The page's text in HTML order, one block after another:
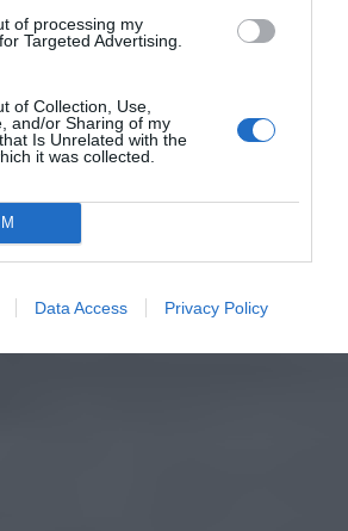
of processing my
Targeted Advertising.
of Collection, Use,
and/or Sharing of my
Is Unrelated with the
it was collected.
Data Access Privacy Policy